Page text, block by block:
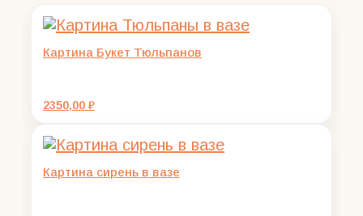
Картина Букет Тюльпанов
2350,00 ₽
Картина сирень в вазе